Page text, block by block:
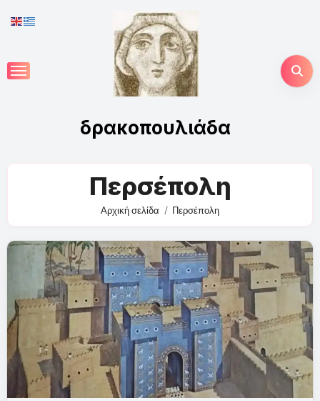
to
δρακοπουλιάδα
Περσέπολη
Αρχική σελίδα Περσέπολη